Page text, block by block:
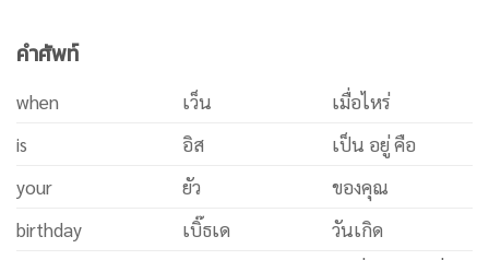
คำศัพท์
when เว็น
เมื่อไหร่
is
อิส
เป็น อยู่ คือ
your
ยัว
ของคุณ
birthday
เบิ๊ธเด
วันเกิด